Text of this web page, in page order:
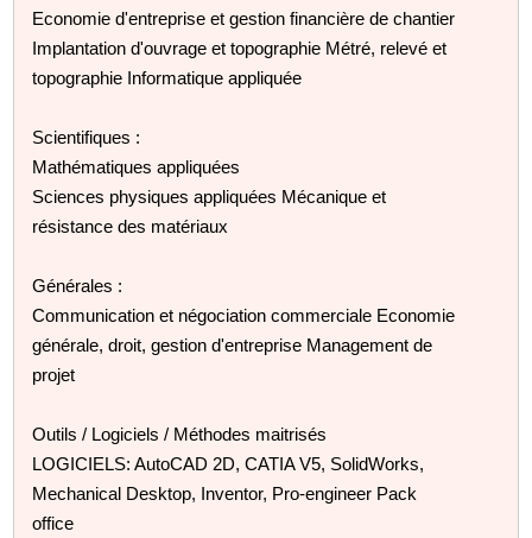
Economie d'entreprise et gestion financière de chantier
Implantation d'ouvrage et topographie Métré, relevé et
topographie Informatique appliquée
Scientifiques :
Mathématiques appliquées
Sciences physiques appliquées Mécanique et
résistance des matériaux
Générales :
Communication et négociation commerciale Economie
générale, droit, gestion d'entreprise Management de
projet
Outils / Logiciels / Méthodes maitrisés
LOGICIELS: AutoCAD 2D, CATIA V5, SolidWorks,
Mechanical Desktop, Inventor, Pro-engineer Pack
office